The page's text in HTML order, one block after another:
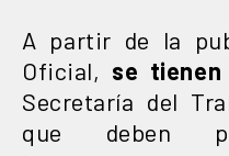
A partir de la
Oficial, se tienen
Secretaría del
que deben